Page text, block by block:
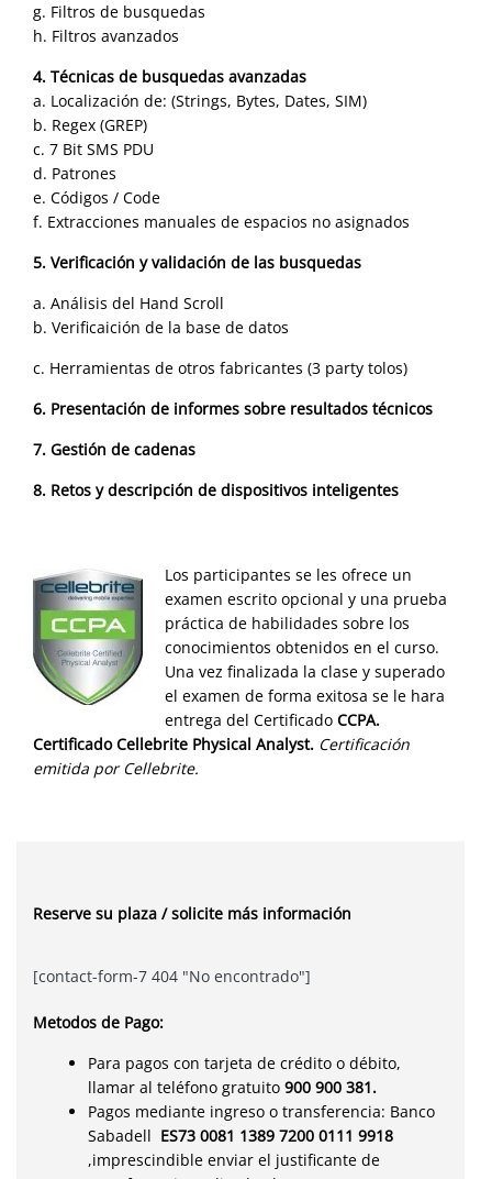
g. Filtros de busquedas
h. Filtros avanzados
4. Técnicas de busquedas avanzadas
a. Localización de: (Strings, Bytes, Dates, SIM)
b. Regex (GREP)
c. 7 Bit SMS PDU
d. Patrones
e. Códigos / Code
f. Extracciones manuales de espacios no asignados
5. Verificación y validación de las busquedas
a. Análisis del Hand Scroll
b. Verificaición de la base de datos
c. Herramientas de otros fabricantes (3 party tolos)
6. Presentación de informes sobre resultados técnicos
7. Gestión de cadenas
8. Retos y descripción de dispositivos inteligentes
Los participantes se les ofrece un
examen escrito opcional y una prueba
práctica de habilidades sobre los
conocimientos obtenidos en el curso.
Una vez finalizada la clase y superado
el examen de forma exitosa se le hara
entrega del Certificado CCPA.
Certificado Cellebrite Physical Analyst. Certificación
emitida por Cellebrite.
Reserve su plaza / solicite más información
[contact-form-7 404 "No encontrado"]
Metodos de Pago:
Para pagos con tarjeta de crédito o débito,
llamar al teléfono gratuito 900 900 381.
Pagos mediante ingreso o transferencia: Banco
Sabadell ES73 0081 1389 7200 0111 9918
,imprescindible enviar el justificante de